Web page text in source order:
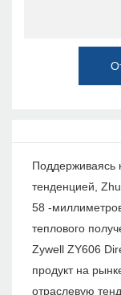
Поддерживаясь
тенденцией,
58 -
теплового
Zywell ZY606
продукт на
отраслевую